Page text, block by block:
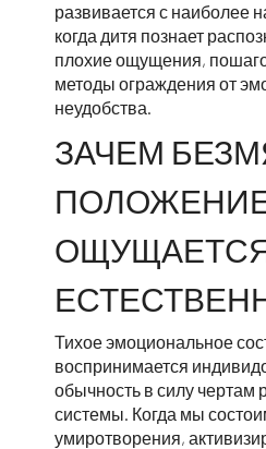
развивается с наиболее
когда дитя познает
плохие ощущения,
методы ограждения от
неудобства.
ЗАЧЕМ
Тихое эмоциональное
воспринимается
обычность в силу чертам
системы. Когда мы
умиротворения,